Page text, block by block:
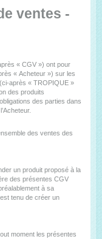
ventes -
« CGV ») ont pour
« Acheteur ») sur les
après « TROPIQUE »
des produits
des parties dans
des ventes des
un produit proposé à la
des présentes CGV
à sa
tenu de créer un
moment les présentes